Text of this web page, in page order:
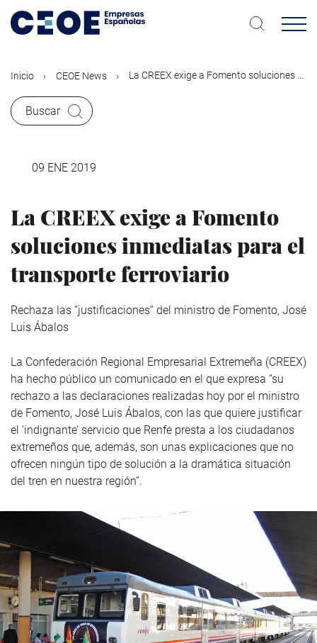
contenido
Inicio CEOE News La CREEX exige a Fomento soluciones ...
Buscar
09 ENE 2019
La CREEX exige a Fomento
soluciones inmediatas para el
transporte ferroviario
Rechaza las “justificaciones” del ministro de Fomento, José
Luis Ábalos
La Confederación Regional Empresarial Extremeña (CREEX)
ha hecho público un comunicado en el que expresa “su
rechazo a las declaraciones realizadas hoy por el ministro
de Fomento, José Luis Ábalos, con las que quiere justificar
el ‘indignante’ servicio que Renfe presta a los ciudadanos
extremeños que, además, son unas explicaciones que no
ofrecen ningún tipo de solución a la dramática situación
del tren en nuestra región”.